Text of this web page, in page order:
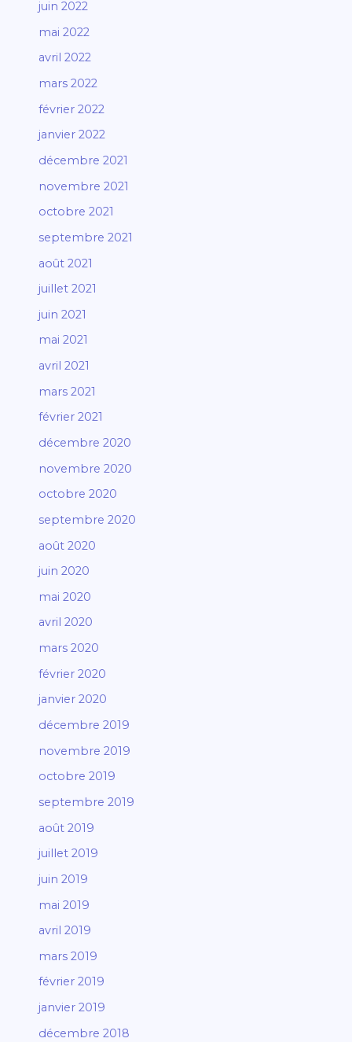
juin 2022
mai 2022
avril 2022
mars 2022
février 2022
janvier 2022
décembre 2021
novembre 2021
octobre 2021
septembre 2021
août 2021
juillet 2021
juin 2021
mai 2021
avril 2021
mars 2021
février 2021
décembre 2020
novembre 2020
octobre 2020
septembre 2020
août 2020
juin 2020
mai 2020
avril 2020
mars 2020
février 2020
janvier 2020
décembre 2019
novembre 2019
octobre 2019
septembre 2019
août 2019
juillet 2019
juin 2019
mai 2019
avril 2019
mars 2019
février 2019
janvier 2019
décembre 2018